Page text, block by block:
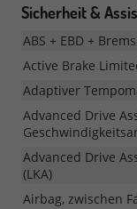
Sicherheit &
ABS + EBD +
Active Brake
Adaptiver
Advanced Drive
Advanced Drive
(LKA)
Airbag, zwischen